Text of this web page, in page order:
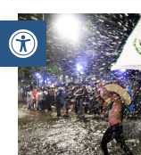
Ανοίξτε τη γραμμή
Πανεπιστημίου
παρουσίασε το
εργαλείο
διαταραχών σε
αφασία είναι